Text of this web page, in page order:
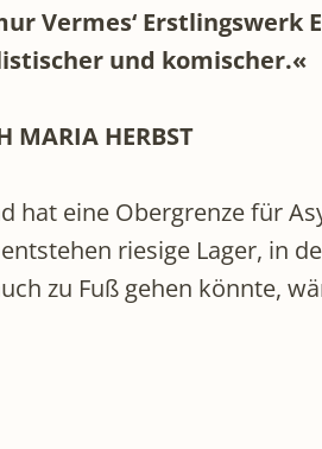
Vermes‘ Erstlingswerk
und komischer.«
MARIA HERBST
hat eine Obergrenze für
riesige Lager, in
zu Fuß gehen könnte,